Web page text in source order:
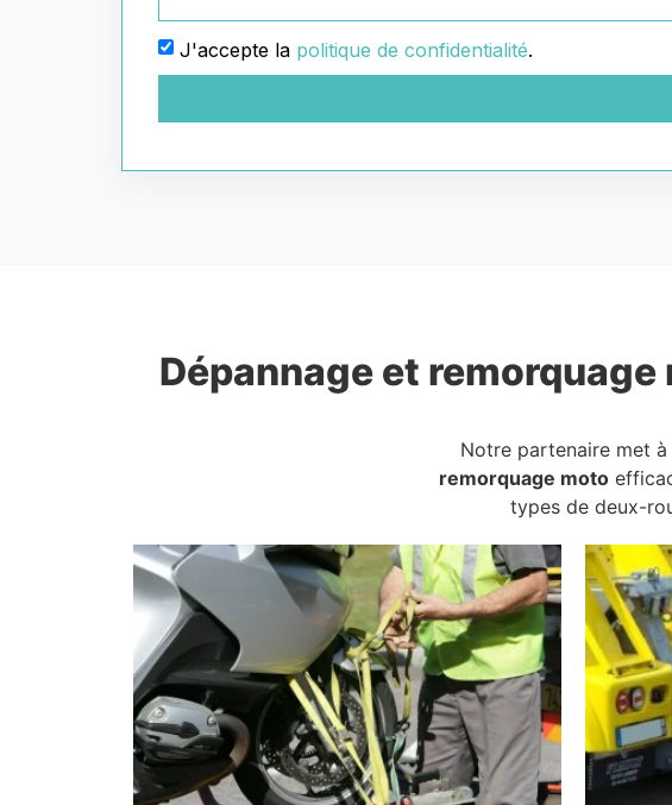
J'accepte la politique de confidentialité.
Dépannage et remorquage
Notre partenaire met
remorquage moto
types de deux-